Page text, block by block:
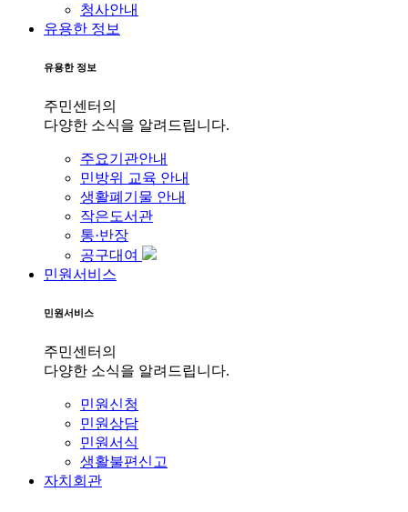
청사안내
유용한 정보
유용한 정보
주민센터의
다양한 소식을 알려드립니다.
주요기관안내
민방위 교육 안내
생활폐기물 안내
작은도서관
통·반장
공구대여
민원서비스
민원서비스
주민센터의
다양한 소식을 알려드립니다.
민원신청
민원상담
민원서식
생활불편신고
자치회관